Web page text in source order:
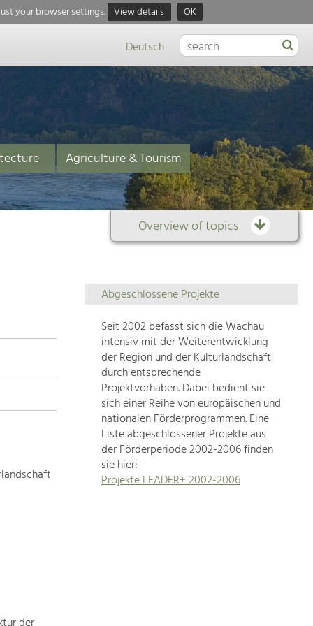
your browser settings. View details OK
Deutsch
Agriculture & Tourism
Overview of topics
Overview
of
topics
Development
within
our
region
is
extremely
diverse.
Which
Abgeschlossene Projekte
Seit 2002 befasst sich die Wachau
intensiv mit der Weiterentwicklung
der Region und der Kulturlandschaft
durch entsprechende
Projektvorhaben. Dabei bedient sie
sich einer Reihe von europäischen und
nationalen Förderprogrammen. Eine
Liste abgeschlossener Projekte aus
der Förderperiode 2002-2006 finden
sie hier:
Projekte LEADER+ 2002-2006